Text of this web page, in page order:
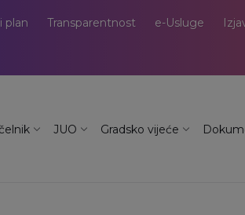
plan Transparentnost e-Usluge
JUO Gradsko vijeće